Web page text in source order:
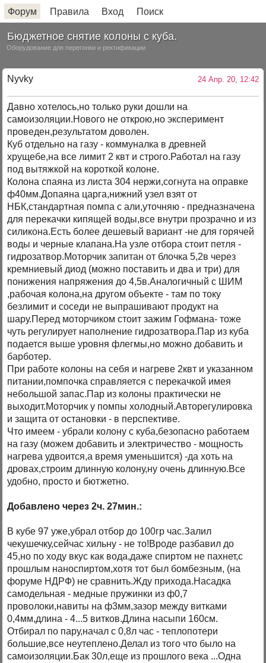
Форум Правила Вход Поиск
Бюджетное снятие колоны с куба.
Оборудование для перегонки и ректификации
Nyvky 24 Апр. 20, 12:42
Давно хотелось,но только руки дошли на
самоизоляции.Нового не открою,но эксперимент
проведен,результатом доволен.
Куб отдельно на газу - коммуналка в древней
хрущебе,на все лимит 2 квт и строго.Работал на газу
под вытяжкой на короткой колоне.
Колона спаяна из листа 304 нержи,согнута на оправке
ф40мм.Допаяна царга,нижний узел взят от
НБК,стандартная помпа с али,уточняю - предназначена
для перекачки кипящей воды,все внутри прозрачно и из
силикона.Есть более дешевый вариант -не для горячей
воды и черные клапана.На узле отбора стоит петля -
гидрозатвор.Моторчик запитан от блочка 5,2в через
кремниевый диод (можно поставить и два и три) для
понижения напряжения до 4,5в.Аналогичный с ШИМ
,рабочая колона,на другом объекте - там по току
безлимит и соседи не выпрашивают продукт на
шару.Перед моторчиком стоит зажим Гофмана- тоже
чуть регулирует наполнение гидрозатвора.Пар из куба
подается выше уровня флегмы,но можно добавить и
барботер.
При работе колоны на себя и нагреве 2квт и указанном
питании,помпочка справляется с перекачкой имея
небольшой запас.Пар из колоны практически не
выходит.Моторчик у помпы холодный.Авторегулировка
и защита от остановки - в перспективе.
Что имеем - убрали колону с куба,безопасно работаем
на газу (можем добавить и электричество - мощность
нагрева удвоится,а время уменьшится) -да хоть на
дровах,строим длинную колону,ну очень длинную.Все
удобно, просто и бютжетно.
Добавлено через 2ч. 27мин.:
В кубе 97 уже,убрал отбор до 100гр час.Залил
чекушечку,сейчас хильну - не то!Вроде разбавил до
45,но по ходу вкус как вода,даже спиртом не пахнет,с
прошлым наноспиртом,хотя тот был бомбезным, (на
форуме НДРФ) не сравнить.Жду прихода.Насадка
самодельная - медные пружинки из ф0,7
проволоки,навиты на ф3мм,зазор между витками
0,4мм,длина - 4...5 витков.Длина насыпи 160см.
Отбирал по пару,начал с 0,8л час - теплопотери
большие,все неутеплено.Делал из того что было на
самоизоляции.Бак 30л,еще из прошлого века ...Одна